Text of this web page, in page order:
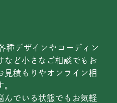
種デザインやコーディン
など小さなご相談でもお
見積もりやオンライン相
んでいる状態でもお気軽